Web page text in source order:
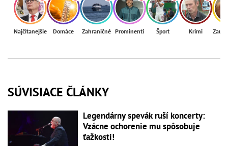
Najčítanejšie Domáce Zahraničné Prominenti Šport Krimi
SÚVISIACE ČLÁNKY
Legendárny spevák ruší koncerty:
Vzácne ochorenie mu spôsobuje
ťažkosti!